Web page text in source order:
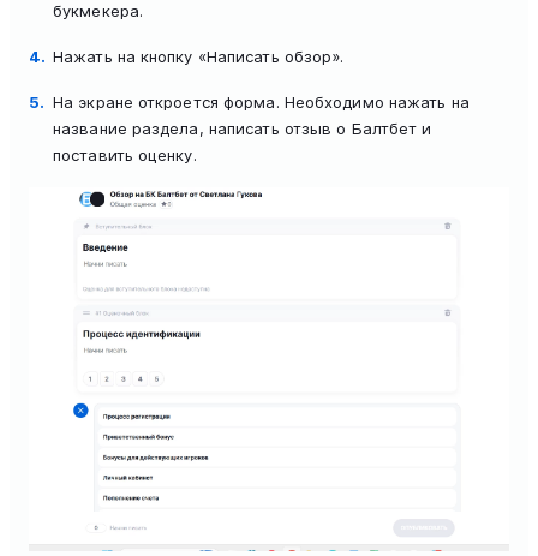
букмекера.
Нажать на кнопку «Написать обзор».
На экране откроется форма. Необходимо нажать на
название раздела, написать отзыв о Балтбет и
поставить оценку.